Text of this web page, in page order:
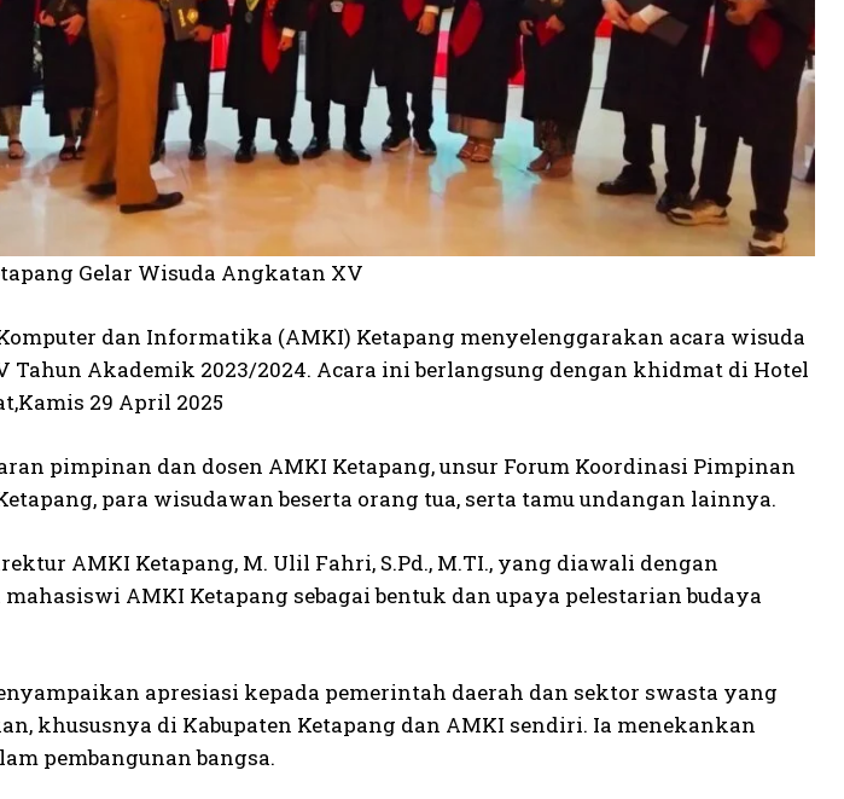
Gelar Wisuda Angkatan XV
dan Informatika (AMKI) Ketapang menyelenggarakan acara wisuda
Tahun Akademik 2023/2024. Acara ini berlangsung dengan khidmat di Hotel
29 April 2025
pimpinan dan dosen AMKI Ketapang, unsur Forum Koordinasi Pimpinan
para wisudawan beserta orang tua, serta tamu undangan lainnya.
AMKI Ketapang, M. Ulil Fahri, S.Pd., M.TI., yang diawali dengan
AMKI Ketapang sebagai bentuk dan upaya pelestarian budaya
apresiasi kepada pemerintah daerah dan sektor swasta yang
khususnya di Kabupaten Ketapang dan AMKI sendiri. Ia menekankan
pembangunan bangsa.